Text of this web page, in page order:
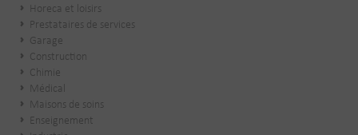
Horeca et loisirs
Prestataires de services
Garage
Construction
Chimie
Médical
Maisons de soins
Enseignement